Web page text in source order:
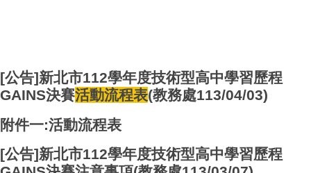
[公告]新北市112學年度技術型高中學習歷程
GAINS決賽活動流程表(教務處113/04/03)
附件一:活動流程表
[公告]新北市112學年度技術型高中學習歷程